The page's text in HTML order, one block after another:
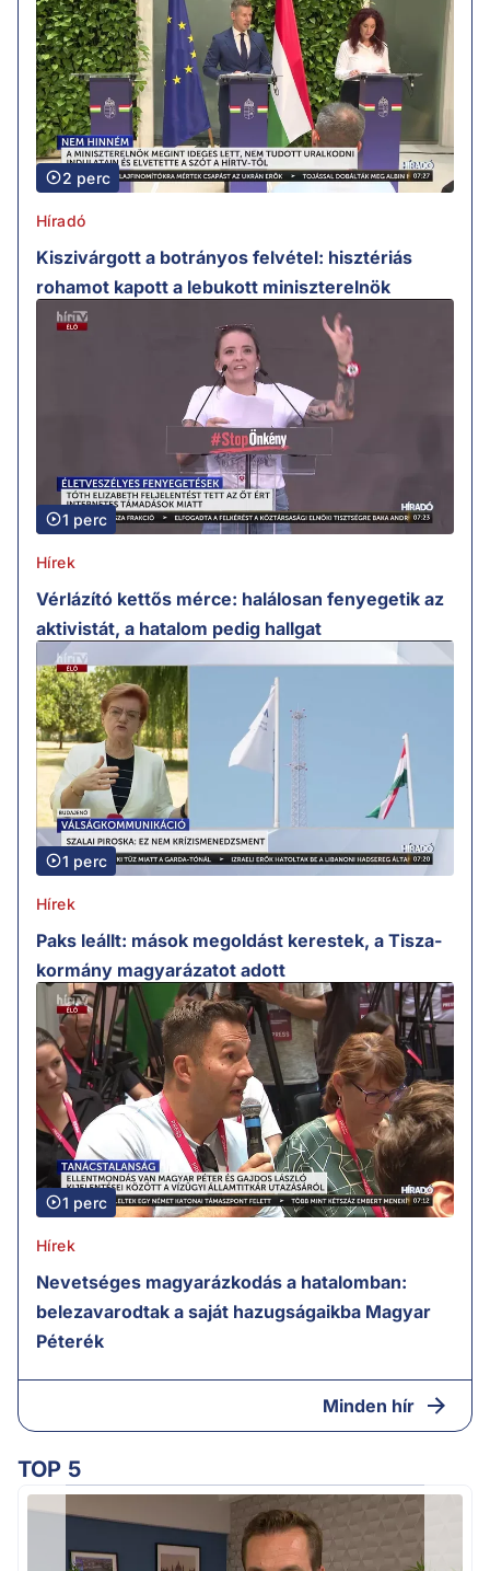
2 perc
Híradó
Kiszivárgott a botrányos felvétel: hisztériás
rohamot kapott a lebukott miniszterelnök
1 perc
Hírek
Vérlázító kettős mérce: halálosan fenyegetik az
aktivistát, a hatalom pedig hallgat
1 perc
Hírek
Paks leállt: mások megoldást kerestek, a Tisza-
kormány magyarázatot adott
1 perc
Hírek
Nevetséges magyarázkodás a hatalomban:
belezavarodtak a saját hazugságaikba Magyar
Péterék
Minden hír
TOP 5